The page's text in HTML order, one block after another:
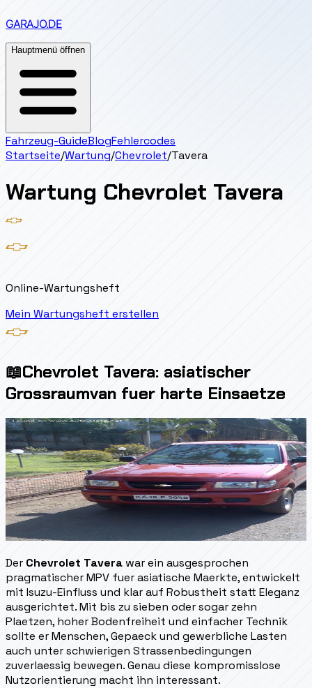
GARAJO.DE
Hauptmenü öffnen
Fahrzeug-GuideBlogFehlercodes
Startseite/Wartung/Chevrolet/Tavera
Wartung Chevrolet Tavera
Online-Wartungsheft
Mein Wartungsheft erstellen
📖Chevrolet Tavera: asiatischer
Grossraumvan fuer harte Einsaetze
Der Chevrolet Tavera war ein ausgesprochen
pragmatischer MPV fuer asiatische Maerkte, entwickelt
mit Isuzu-Einfluss und klar auf Robustheit statt Eleganz
ausgerichtet. Mit bis zu sieben oder sogar zehn
Plaetzen, hoher Bodenfreiheit und einfacher Technik
sollte er Menschen, Gepaeck und gewerbliche Lasten
auch unter schwierigen Strassenbedingungen
zuverlaessig bewegen. Genau diese kompromisslose
Nutzorientierung macht ihn interessant.